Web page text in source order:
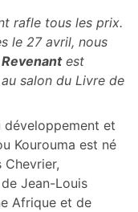
rafle tous les prix.
le 27 avril, nous
Revenantest
salon du Livre de
développement et
Kourouma est né
Chevrier,
Jean-Louis
Afrique et de